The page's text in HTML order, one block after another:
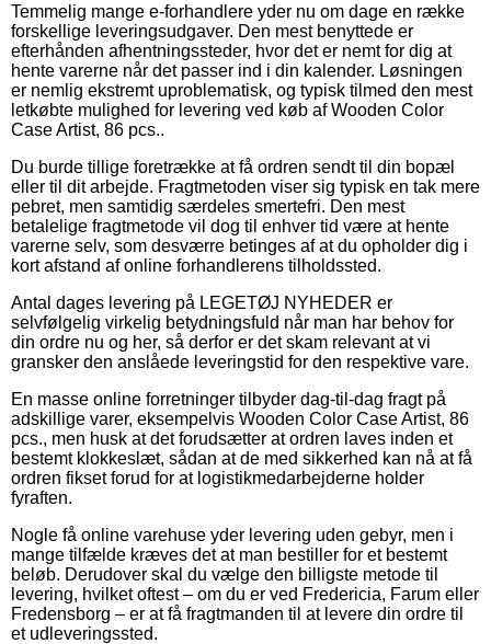
Temmelig mange e-forhandlere yder nu om dage en række
forskellige leveringsudgaver. Den mest benyttede er
efterhånden afhentningssteder, hvor det er nemt for dig at
hente varerne når det passer ind i din kalender. Løsningen
er nemlig ekstremt uproblematisk, og typisk tilmed den mest
letkøbte mulighed for levering ved køb af Wooden Color
Case Artist, 86 pcs..
Du burde tillige foretrække at få ordren sendt til din bopæl
eller til dit arbejde. Fragtmetoden viser sig typisk en tak mere
pebret, men samtidig særdeles smertefri. Den mest
betalelige fragtmetode vil dog til enhver tid være at hente
varerne selv, som desværre betinges af at du opholder dig i
kort afstand af online forhandlerens tilholdssted.
Antal dages levering på LEGETØJ NYHEDER er
selvfølgelig virkelig betydningsfuld når man har behov for
din ordre nu og her, så derfor er det skam relevant at vi
gransker den anslåede leveringstid for den respektive vare.
En masse online forretninger tilbyder dag-til-dag fragt på
adskillige varer, eksempelvis Wooden Color Case Artist, 86
pcs., men husk at det forudsætter at ordren laves inden et
bestemt klokkeslæt, sådan at de med sikkerhed kan nå at få
ordren fikset forud for at logistikmedarbejderne holder
fyraften.
Nogle få online varehuse yder levering uden gebyr, men i
mange tilfælde kræves det at man bestiller for et bestemt
beløb. Derudover skal du vælge den billigste metode til
levering, hvilket oftest – om du er ved Fredericia, Farum eller
Fredensborg – er at få fragtmanden til at levere din ordre til
et udleveringssted.